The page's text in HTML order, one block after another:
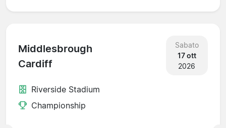
Middlesbrough
Cardiff
Sabato
17 ott
2026
Riverside Stadium
Championship